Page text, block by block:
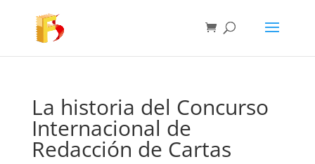
La historia del Concurso
Internacional de
Redacción de Cartas